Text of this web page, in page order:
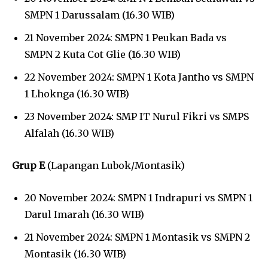
SMPN 1 Darussalam (16.30 WIB)
21 November 2024: SMPN 1 Peukan Bada vs
SMPN 2 Kuta Cot Glie (16.30 WIB)
22 November 2024: SMPN 1 Kota Jantho vs SMPN
1 Lhoknga (16.30 WIB)
23 November 2024: SMP IT Nurul Fikri vs SMPS
Alfalah (16.30 WIB)
Grup E(Lapangan Lubok/Montasik)
20 November 2024: SMPN 1 Indrapuri vs SMPN 1
Darul Imarah (16.30 WIB)
21 November 2024: SMPN 1 Montasik vs SMPN 2
Montasik (16.30 WIB)